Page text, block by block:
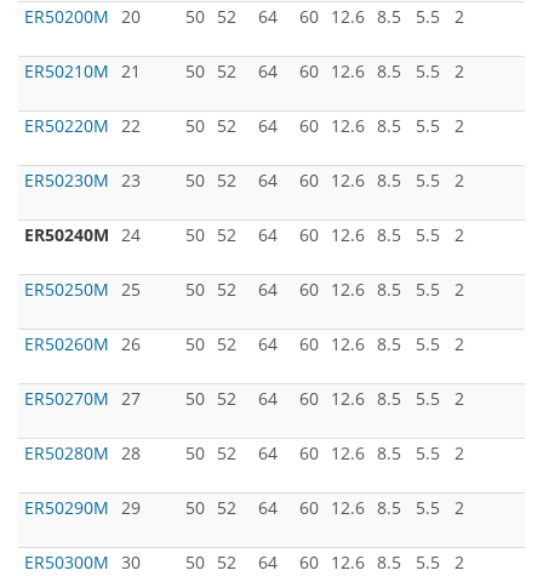
ER50200M 20 50 52 64 60 12.6 8.5 5.5 2
ER50210M 21 50 52 64 60 12.6 8.5 5.5 2
ER50220M 22 50 52 64 60 12.6 8.5 5.5 2
ER50230M 23 50 52 64 60 12.6 8.5 5.5 2
ER50240M 24 50 52 64 60 12.6 8.5 5.5 2
ER50250M 25 50 52 64 60 12.6 8.5 5.5 2
ER50260M 26 50 52 64 60 12.6 8.5 5.5 2
ER50270M 27 50 52 64 60 12.6 8.5 5.5 2
ER50280M 28 50 52 64 60 12.6 8.5 5.5 2
ER50290M 29 50 52 64 60 12.6 8.5 5.5 2
ER50300M 30 50 52 64 60 12.6 8.5 5.5 2